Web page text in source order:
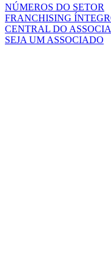
NÚMEROS DO SETOR
FRANCHISING
CENTRAL DO
SEJA UM ASSOCIADO